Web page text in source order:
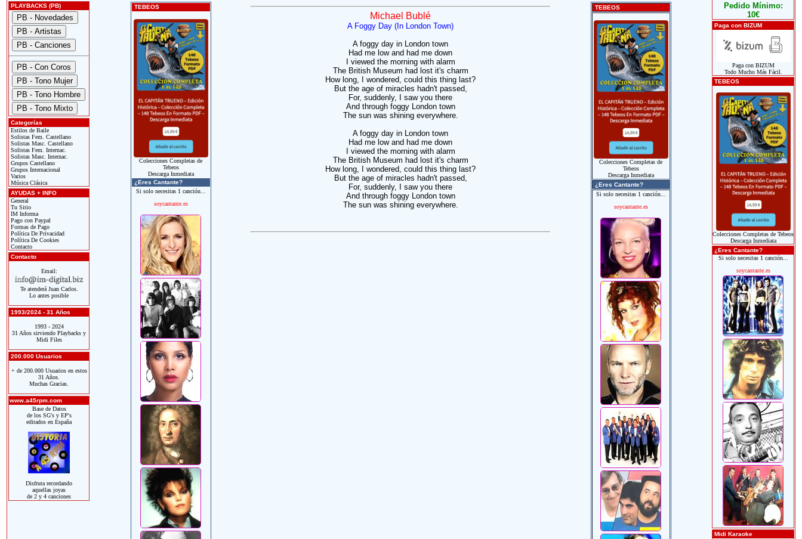
PLAYBACKS (PB)
Categorías
Estilos de Baile
Solistas Fem. Castellano
Solistas Masc. Castellano
Solistas Fem. Internac.
Solistas Masc. Internac.
Grupos Castellano
Grupos Internacional
Varios
Música Clásica
AYUDAS + INFO
General
Tu Sitio
IM Informa
Pago con Paypal
Formas de Pago
Política De Privacidad
Política De Cookies
Contacto
Contacto
Email:
Te atenderá Juan Carlos.
Lo antes posible
1993/2024 - 31 Años
1993 - 2024
31 Años sirviendo Playbacks y
Midi Files
200.000 Usuarios
+ de 200.000 Usuarios en estos
31 Años.
Muchas Gracias.
www.a45rpm.com
Base de Datos
de los SG's y EP's
editados en España
Disfruta recordando
aquellas joyas
de 2 y 4 canciones
TEBEOS
Colecciones Completas de
Tebeos
Descarga Inmediata
¿Eres Cantante?
Si solo necesitas 1 canción...
soycantante.es
Michael Bublé
A Foggy Day (In London Town)
A foggy day in London town
Had me low and had me down
I viewed the morning with alarm
The British Museum had lost it's charm
How long, I wondered, could this thing last?
But the age of miracles hadn't passed,
For, suddenly, I saw you there
And through foggy London town
The sun was shining everywhere.
A foggy day in London town
Had me low and had me down
I viewed the morning with alarm
The British Museum had lost it's charm
How long, I wondered, could this thing last?
But the age of miracles hadn't passed,
For, suddenly, I saw you there
And through foggy London town
The sun was shining everywhere.
TEBEOS
Colecciones Completas de
Tebeos
Descarga Inmediata
¿Eres Cantante?
Si solo necesitas 1 canción...
soycantante.es
Pedido Mínimo:
10€
Paga con BIZUM
Paga con BIZUM
Todo Mucho Más Fácil.
TEBEOS
Colecciones Completas de Tebeos
Descarga Inmediata
¿Eres Cantante?
Si solo necesitas 1 canción...
soycantante.es
Midi Karaoke